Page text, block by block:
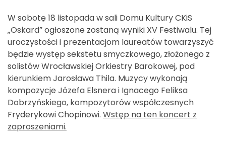
W sobotę 18 listopada w sali Domu Kultury CKiS
„Oskard” ogłoszone zostaną wyniki XV Festiwalu. Tej
uroczystości i prezentacjom laureatów towarzyszyć
będzie występ sekstetu smyczkowego, złożonego z
solistów Wrocławskiej Orkiestry Barokowej, pod
kierunkiem Jarosława Thila. Muzycy wykonają
kompozycje Józefa Elsnera i Ignacego Feliksa
Dobrzyńskiego, kompozytorów współczesnych
Fryderykowi Chopinowi. Wstęp na ten koncert z
zaproszeniami.